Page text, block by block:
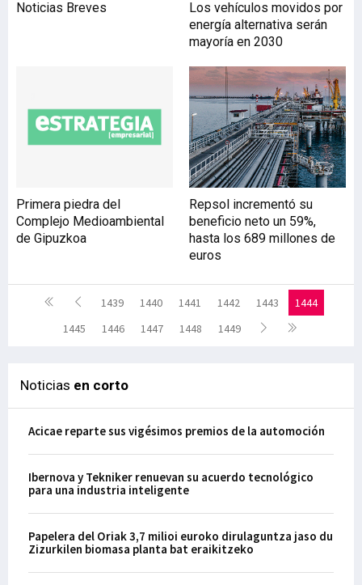
Noticias Breves
Los vehículos movidos por
energía alternativa serán
mayoría en 2030
Primera piedra del
Complejo Medioambiental
de Gipuzkoa
Repsol incrementó su
beneficio neto un 59%,
hasta los 689 millones de
euros
1439 1440 1441 1442 1443
1444
1445
1446 1447 1448 1449
Noticias en corto
Acicae reparte sus vigésimos premios de la automoción
Ibernova y Tekniker renuevan su acuerdo tecnológico
para una industria inteligente
Papelera del Oriak 3,7 milioi euroko dirulaguntza jaso du
Zizurkilen biomasa planta bat eraikitzeko